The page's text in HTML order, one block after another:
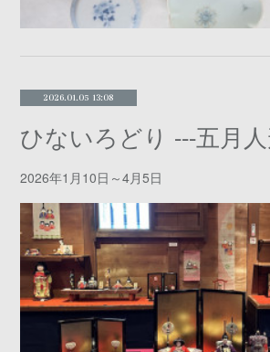
2026.01.05 13:08
2026年1月10日～4月5日